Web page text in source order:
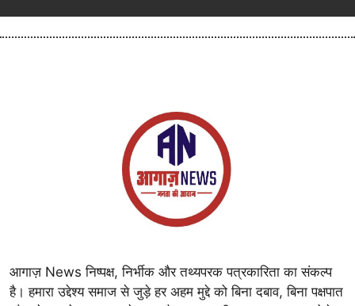
आगाज़ News निष्पक्ष, निर्भीक और तथ्यपरक पत्रकारिता का संकल्प
है। हमारा उद्देश्य समाज से जुड़े हर अहम मुद्दे को बिना दबाव, बिना पक्षपात